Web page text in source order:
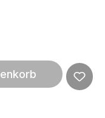
gewünschten